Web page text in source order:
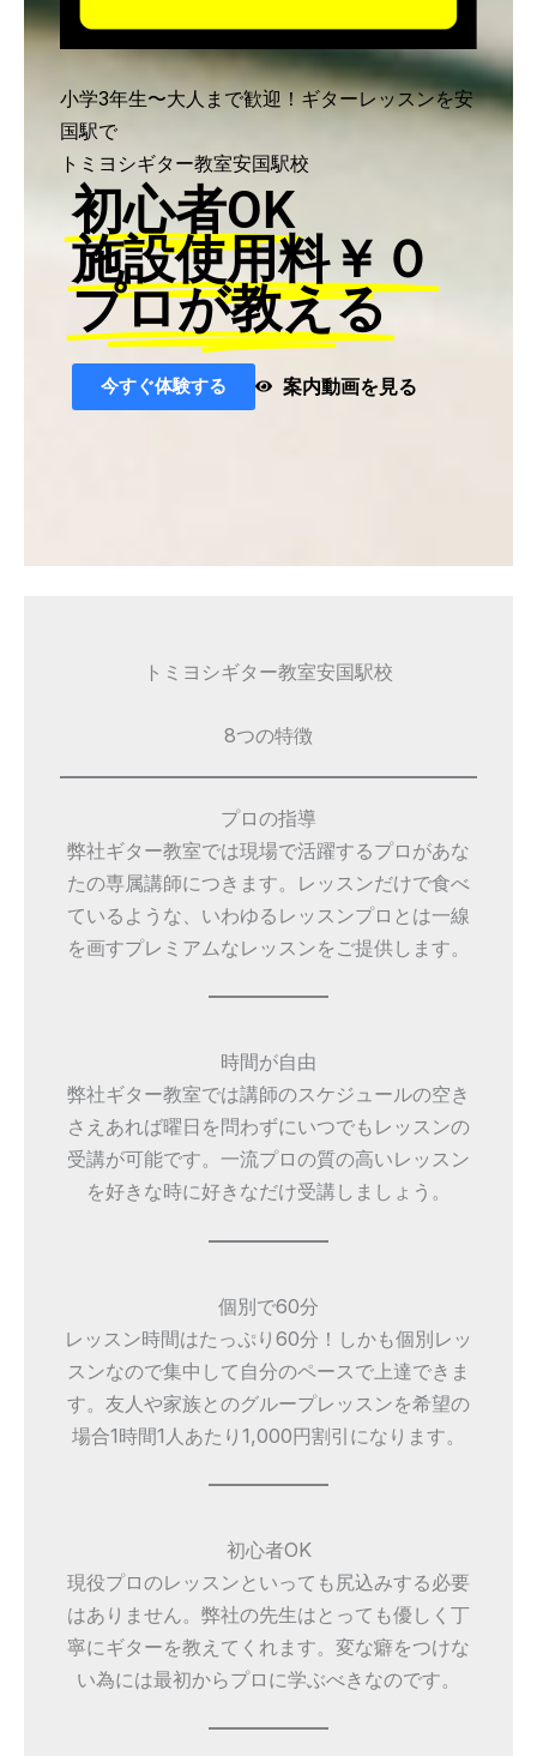
小学3年生〜大人まで歓迎！ギターレッスンを安
国駅で
トミヨシギター教室安国駅校
初心者OK
施設使用料￥０
プロが教える
今すぐ体験する 案内動画を見る
トミヨシギター教室安国駅校
8つの特徴
プロの指導
弊社ギター教室では現場で活躍するプロがあな
たの専属講師につきます。レッスンだけで食べ
ているような、いわゆるレッスンプロとは一線
を画すプレミアムなレッスンをご提供します。
時間が自由
弊社ギター教室では講師のスケジュールの空き
さえあれば曜日を問わずにいつでもレッスンの
受講が可能です。一流プロの質の高いレッスン
を好きな時に好きなだけ受講しましょう。
個別で60分
レッスン時間はたっぷり60分！しかも個別レッ
スンなので集中して自分のペースで上達できま
す。友人や家族とのグループレッスンを希望の
場合1時間1人あたり1,000円割引になります。
初心者OK
現役プロのレッスンといっても尻込みする必要
はありません。弊社の先生はとっても優しく丁
寧にギターを教えてくれます。変な癖をつけな
い為には最初からプロに学ぶべきなのです。